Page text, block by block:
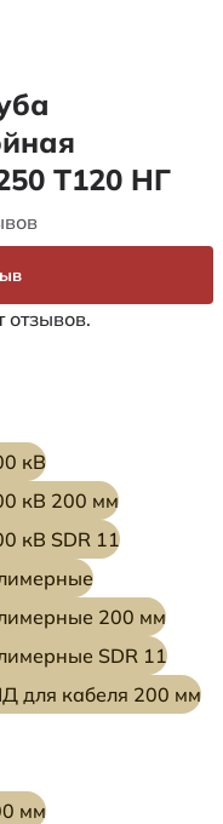
Т120 НГ
отзывов.
кВ
кВ 200 мм
кВ SDR 11
200 мм
SDR 11
для кабеля 200 мм
мм